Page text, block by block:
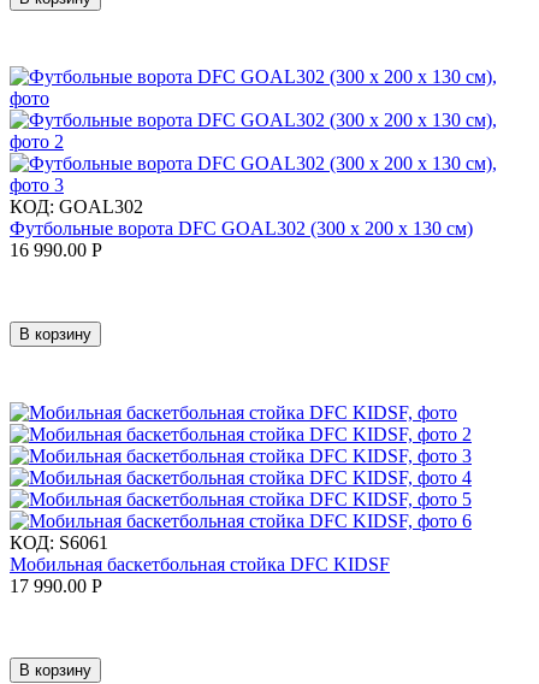
КОД: GOAL302
Футбольные ворота DFC GOAL302 (300 х 200 х 130 см)
16 990.00 Р
В корзину
КОД: S6061
Мобильная баскетбольная стойка DFC KIDSF
17 990.00 Р
В корзину